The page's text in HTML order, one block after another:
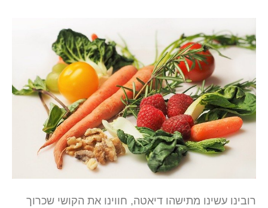
רובינו עשינו מתישהו דיאטה, חווינו את הקושי שכרוך